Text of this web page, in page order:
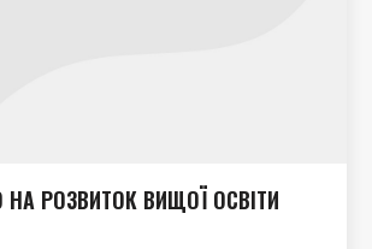
РОЗВИТОК ВИЩОЇ ОСВІТИ